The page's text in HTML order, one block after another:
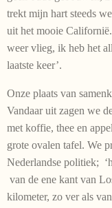
trekt mijn hart steeds
uit het mooie
weer vlieg, ik heb het
laatste keer’.
Onze plaats van
Vandaar uit zagen we
met koffie, thee en
grote ovalen tafel. We
Nederlandse politiek;
van de ene kant van
kilometer, zo ver als